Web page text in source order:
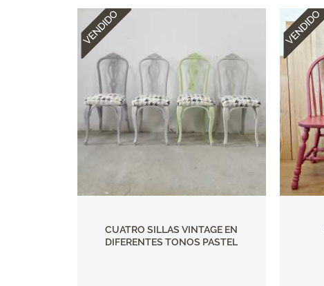
CUATRO SILLAS VINTAGE EN
DIFERENTES TONOS PASTEL